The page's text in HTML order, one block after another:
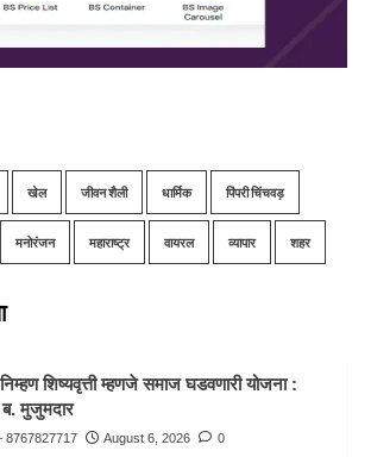
खेल जीवन शैली धार्मिक पिंपरी चिंचवड़
मनोरंजन महाराष्ट्र वायरल व्यापार शहर
निम्हण शिष्यवृत्ती म्हणजे समाज घडवणारी योजना :
ब. मुजुमदार
8767827717 August 6, 2026 0